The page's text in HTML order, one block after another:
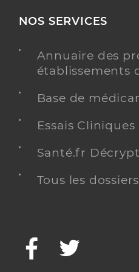
NOS SERVICES
Annuaire des
établissements
Base de
Essais Cliniques
Santé.fr
Tous les
Facebook